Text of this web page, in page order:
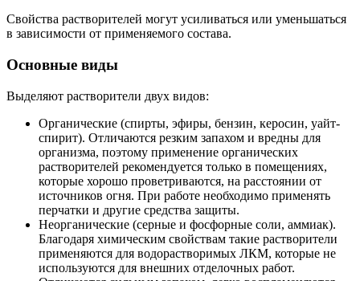
Свойства растворителей могут усиливаться или уменьшаться
в зависимости от применяемого состава.
Основные виды
Выделяют растворители двух видов:
Органические (спирты, эфиры, бензин, керосин, уайт-
спирит). Отличаются резким запахом и вредны для
организма, поэтому применение органических
растворителей рекомендуется только в помещениях,
которые хорошо проветриваются, на расстоянии от
источников огня. При работе необходимо применять
перчатки и другие средства защиты.
Неорганические (серные и фосфорные соли, аммиак).
Благодаря химическим свойствам такие растворители
применяются для водорастворимых ЛКМ, которые не
используются для внешних отделочных работ.